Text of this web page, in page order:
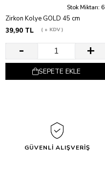
Stok Miktarı: 6
Zirkon Kolye GOLD 45 cm
39,90 TL
+ KDV
SEPETE EKLE
GÜVENLİ ALIŞVERİŞ